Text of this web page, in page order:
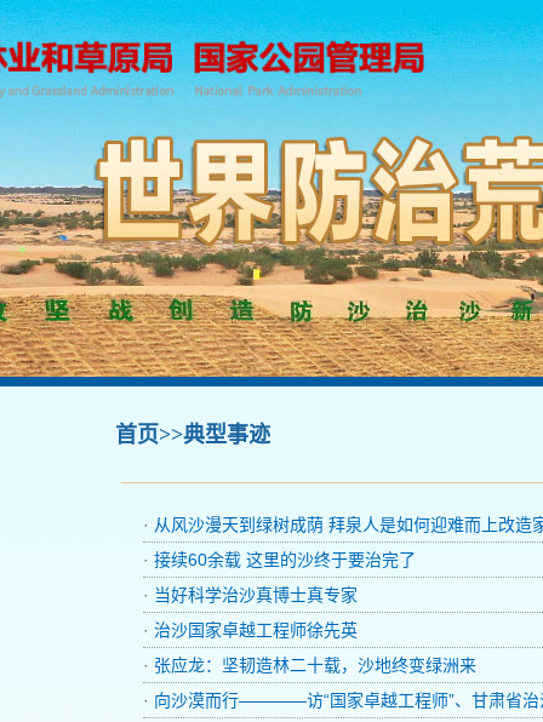
首页>>典型事迹
· 从风沙漫天到绿树成荫 拜泉人是如何迎难而上改
· 接续60余载 这里的沙终于要治完了
· 当好科学治沙真博士真专家
· 治沙国家卓越工程师徐先英
· 张应龙：坚韧造林二十载，沙地终变绿洲来
· 向沙漠而行————访“国家卓越工程师”、甘肃省治